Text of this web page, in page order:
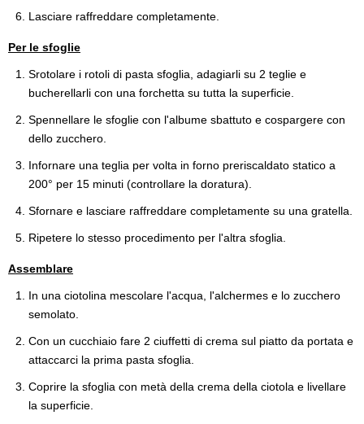
Lasciare raffreddare completamente.
Per le sfoglie
Srotolare i rotoli di pasta sfoglia, adagiarli su 2 teglie e
bucherellarli con una forchetta su tutta la superficie.
Spennellare le sfoglie con l'albume sbattuto e cospargere con
dello zucchero.
Infornare una teglia per volta in forno preriscaldato statico a
200° per 15 minuti (controllare la doratura).
Sfornare e lasciare raffreddare completamente su una gratella.
Ripetere lo stesso procedimento per l'altra sfoglia.
Assemblare
In una ciotolina mescolare l'acqua, l'alchermes e lo zucchero
semolato.
Con un cucchiaio fare 2 ciuffetti di crema sul piatto da portata e
attaccarci la prima pasta sfoglia.
Coprire la sfoglia con metà della crema della ciotola e livellare
la superficie.